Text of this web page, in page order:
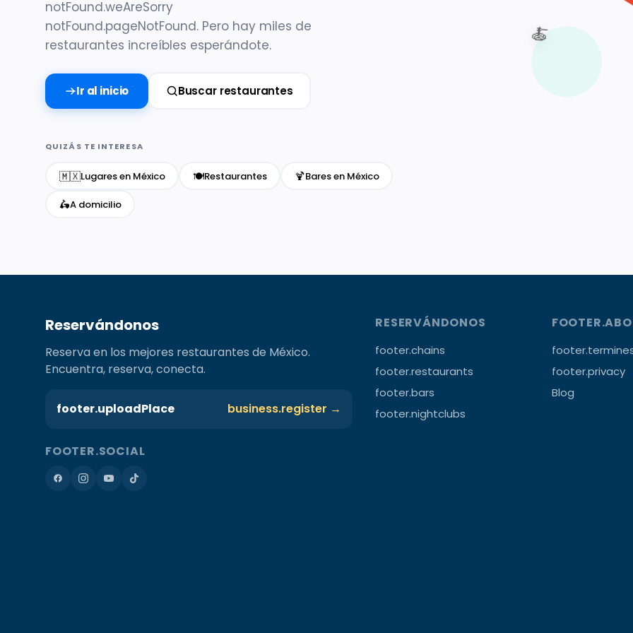
notFound.weAreSorry
notFound.pageNotFound. Pero hay miles de
restaurantes increíbles esperándote.
Ir al inicio Buscar restaurantes
QUIZÁS TE INTERESA
🇲🇽Lugares en México 🍽️Restaurantes 🍹Bares en México
🛵A domicilio
🍝
Reservándonos
Reserva en los mejores restaurantes de México.
Encuentra, reserva, conecta.
footer.uploadPlace business.register →
FOOTER.SOCIAL
RESERVÁNDONOS
footer.chains
footer.restaurants
footer.bars
footer.nightclubs
footer.privacy
Blog